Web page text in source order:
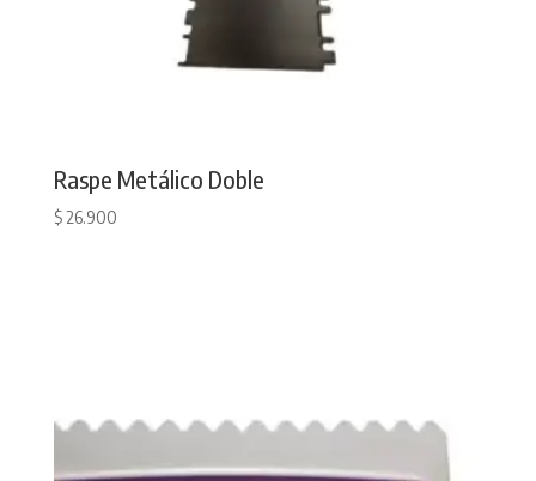
Raspe Metálico Doble
$26.900